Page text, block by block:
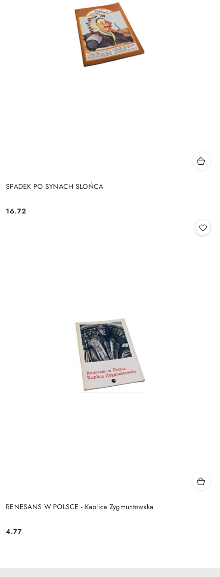
SPADEK PO SYNACH SŁOŃCA
Cena:
16.72
RENESANS W POLSCE - Kaplica Zygmuntowska
Cena:
4.77